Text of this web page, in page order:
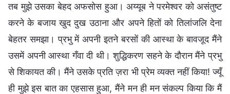
तब मुझे उसका बेहद अफसोस हुआ। अय्यूब ने परमेश्वर को असंतुष्ट
करने के बजाय खुद दुख उठाना और अपने हितों को तिलांजलि देना
बेहतर समझा। प्रभु में अपनी इतने बरसों की आस्था के बावजूद मैंने
उसमें अपनी आस्था गँवा दी थी। शुद्धिकरण सहने के दौरान मैंने प्रभु
से शिकायत की। मैंने उसके प्रति ज़रा भी प्रेम व्यक्त नहीं किया! ज्यूँ
ही मुझे इस बात का एहसास हुआ, मैंने मन ही मन संकल्प किया कि मैं